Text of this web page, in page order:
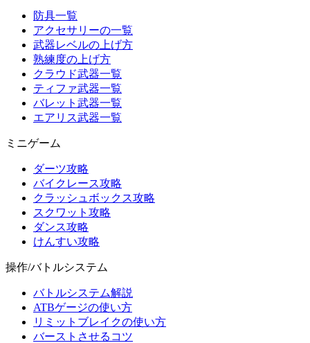
防具一覧
アクセサリーの一覧
武器レベルの上げ方
熟練度の上げ方
クラウド武器一覧
ティファ武器一覧
バレット武器一覧
エアリス武器一覧
ミニゲーム
ダーツ攻略
バイクレース攻略
クラッシュボックス攻略
スクワット攻略
ダンス攻略
けんすい攻略
操作/バトルシステム
バトルシステム解説
ATBゲージの使い方
リミットブレイクの使い方
バーストさせるコツ